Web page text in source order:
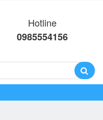
Hotline
0985554156